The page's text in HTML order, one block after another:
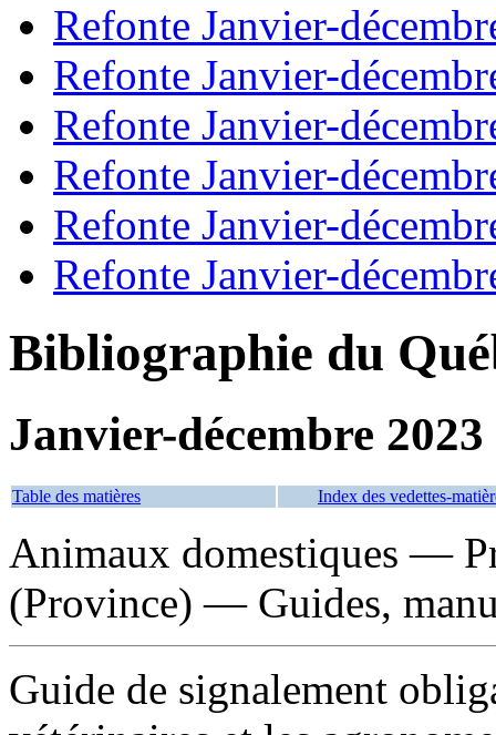
Refonte Janvier-
Refonte Janvier-
Refonte Janvier-
Refonte Janvier-
Refonte Janvier-
Refonte Janvier-
Bibliographie du
Janvier-décembre 2023
Table des matières Index des vedettes-
Animaux domestiques —
(Province) — Guides,
Guide de signalement